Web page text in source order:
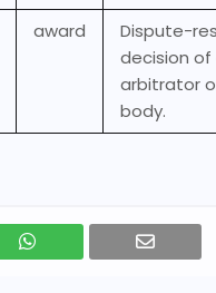
award
Dispute-
decision of
arbitrator
body.